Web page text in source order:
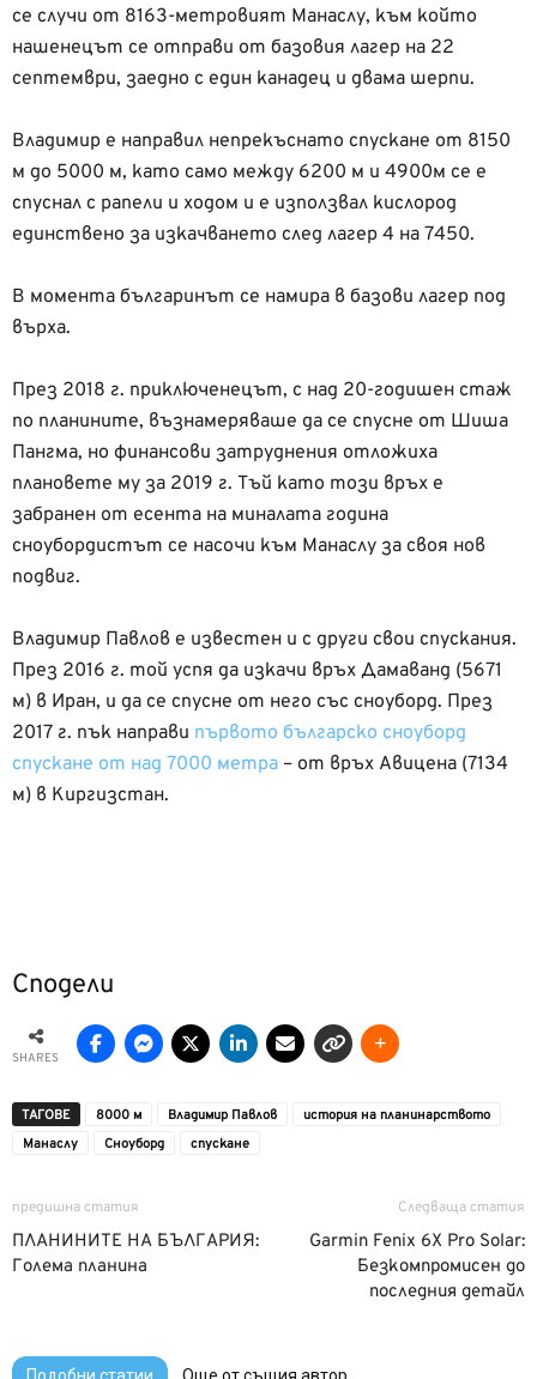
се случи от 8163-метровият Манаслу, към който
нашенецът се отправи от базовия лагер на 22
септември, заедно с един канадец и двама шерпи.
Владимир е направил непрекъснато спускане от 8150
м до 5000 м, като само между 6200 м и 4900м се е
спуснал с рапели и ходом и е използвал кислород
единствено за изкачването след лагер 4 на 7450.
В момента българинът се намира в базови лагер под
върха.
През 2018 г. приключенецът, с над 20-годишен стаж
по планините, възнамеряваше да се спусне от Шиша
Пангма, но финансови затруднения отложиха
плановете му за 2019 г. Тъй като този връх е
забранен от есента на миналата година
сноубордистът се насочи към Манаслу за своя нов
подвиг.
Владимир Павлов е известен и с други свои спускания.
През 2016 г. той успя да изкачи връх Дамаванд (5671
м) в Иран, и да се спусне от него със сноуборд. През
2017 г. пък направи първото българско сноуборд
спускане от над 7000 метра – от връх Авицена (7134
м) в Киргизстан.
Сподели
SHARES
ТАГОВЕ 8000 м Владимир Павлов
история на планинарството
Манаслу
Сноуборд спускане
предишна статия
ПЛАНИНИТЕ НА БЪЛГАРИЯ:
Голема планина
Следваща статия
Garmin Fenix 6X Pro Solar:
Безкомпромисен до
последния детайл
Подобни статии Още от същия автор